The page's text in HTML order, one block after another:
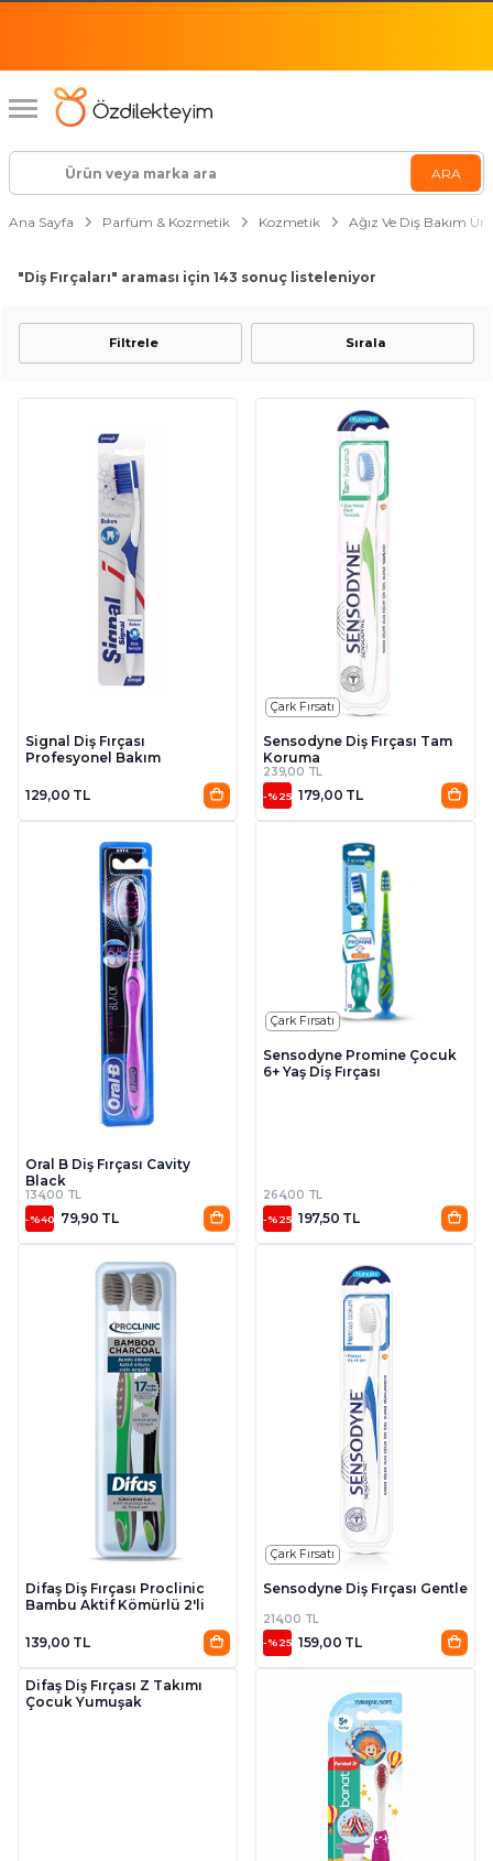
Ana Sayfa Parfüm & Kozmetik Kozmetik Ağız Ve Diş Bakım
"Diş Fırçaları" araması için 143 sonuç listeleniyor
Filtrele Sırala
Signal Diş Fırçası
Profesyonel Bakım
129,00 TL
Çark Fırsatı
Sensodyne Diş Fırçası Tam
Koruma
239,00 TL
-%25 179,00 TL
Oral B Diş Fırçası Cavity
Black
134,00 TL
-%40 79,90 TL
Çark Fırsatı
Sensodyne Promine Çocuk
6+ Yaş Diş Fırçası
264,00 TL
-%25 197,50 TL
Difaş Diş Fırçası Proclinic
Bambu Aktif Kömürlü 2'li
139,00 TL
Çark Fırsatı
Sensodyne Diş Fırçası Gentle
214,00 TL
-%25 159,00 TL
Difaş Diş Fırçası Z Takımı
Çocuk Yumuşak